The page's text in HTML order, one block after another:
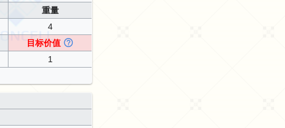
重量
4
目标价值
1